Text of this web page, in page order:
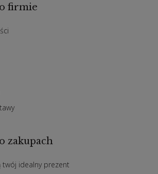
firmie
zakupach
twój idealny prezent